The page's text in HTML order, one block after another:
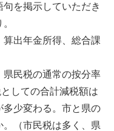
を掲示していただき
算出年金所得、総合課
県民税の通常の按分率
しての合計減税額は
少変わる。市と県の
（市民税は多く、県